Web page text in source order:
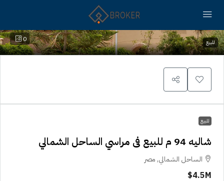
0 للبيع
للبيع
شاليه 94 م للبيع فى مراسي الساحل الشمالي
الساحل الشمالي, مصر
4.5M$